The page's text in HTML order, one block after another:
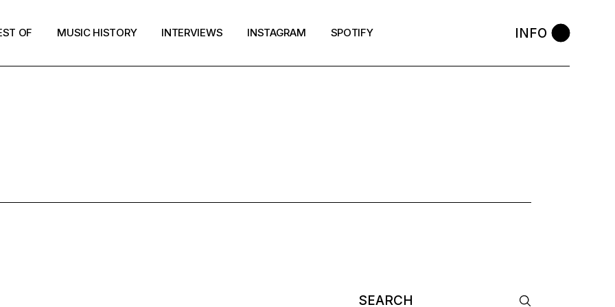
OF MUSIC HISTORY INTERVIEWS INSTAGRAM SPOTIFY INFO
Search